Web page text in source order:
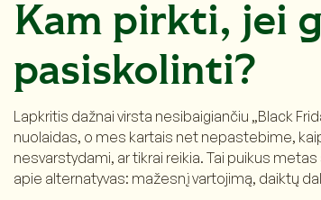
Kam pirkti, jei
pasiskolinti?
Lapkritis dažnai virsta nesibaigiančiu „Black
nuolaidas, o mes kartais net nepastebime,
nesvarstydami, ar tikrai reikia. Tai puikus
apie alternatyvas: mažesnį vartojimą, daiktų